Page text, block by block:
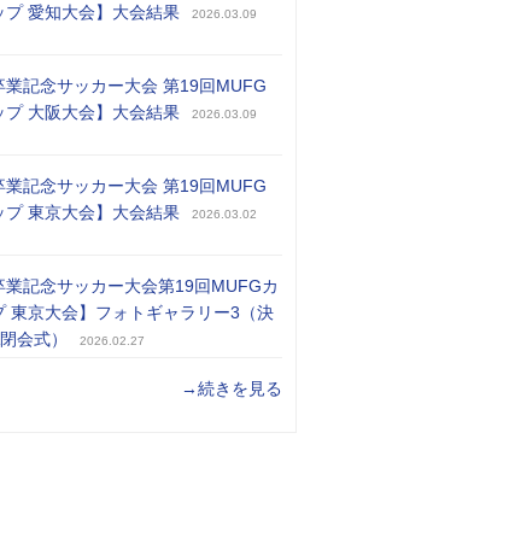
プ 愛知大会】大会結果
2026.03.09
業記念サッカー大会 第19回MUFG
プ 大阪大会】大会結果
2026.03.09
業記念サッカー大会 第19回MUFG
プ 東京大会】大会結果
2026.03.02
業記念サッカー大会第19回MUFGカ
東京大会】フォトギャラリー3（決
会式）
2026.02.27
→続きを見る